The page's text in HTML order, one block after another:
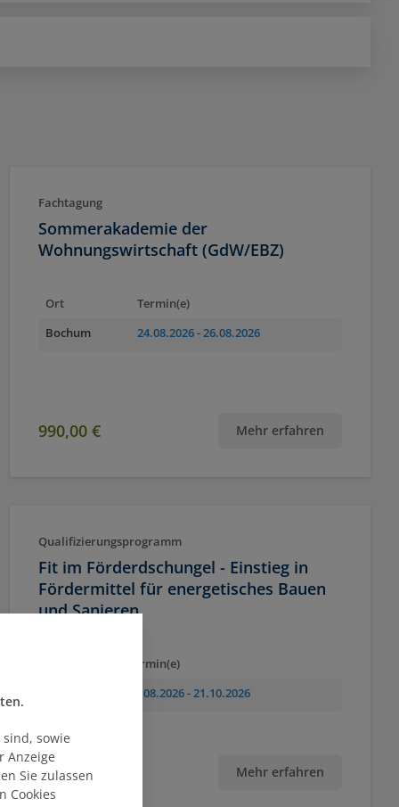
Fachtagung
Sommerakademie der
Wohnungswirtschaft (GdW/EBZ)
Ort
Termin(e)
Bochum
24.08.2026- 26.08.2026
990,00 € Mehr erfahren
Qualifizierungsprogramm
Fit im Förderdschungel - Einstieg in
Fördermittel für energetisches Bauen
und Sanieren
Termin(e)
31.08.2026- 21.10.2026
850,00 € Mehr erfahren
sowie
Anzeige
Sie zulassen
Cookies